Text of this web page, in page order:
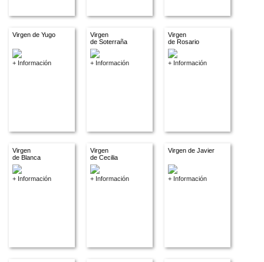
Virgen de Yugo
+ Información
Virgen
de Soterraña
+ Información
Virgen
de Rosario
+ Información
Virgen
de Blanca
+ Información
Virgen
de Cecilia
+ Información
Virgen de Javier
+ Información